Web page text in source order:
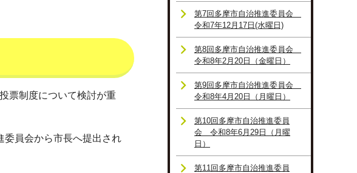
票制度について検討が重
委員会から市長へ提出され
第7回多摩市自治推進委員会
令和7年12月17日(水曜日)
第8回多摩市自治推進委員会
令和8年2月20日（金曜日）
第9回多摩市自治推進委員会
令和8年4月20日（月曜日）
第10回多摩市自治推進委員
会 令和8年6月29日（月曜
日）
第11回多摩市自治推進委員